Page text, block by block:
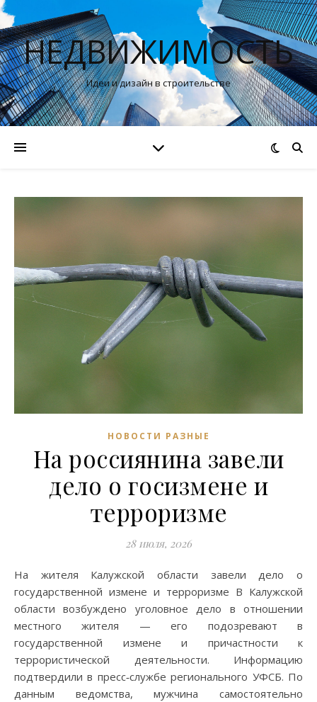
НЕДВИЖИМОСТЬ
Идеи и дизайн в строительстве
НОВОСТИ РАЗНЫЕ
На россиянина завели
дело о госизмене и
терроризме
28 июля, 2026
На жителя Калужской области завели дело о
государственной измене и терроризме В Калужской
области возбуждено уголовное дело в отношении
местного жителя — его подозревают в
государственной измене и причастности к
террористической деятельности. Информацию
подтвердили в пресс‑службе регионального УФСБ. По
данным ведомства, мужчина самостоятельно